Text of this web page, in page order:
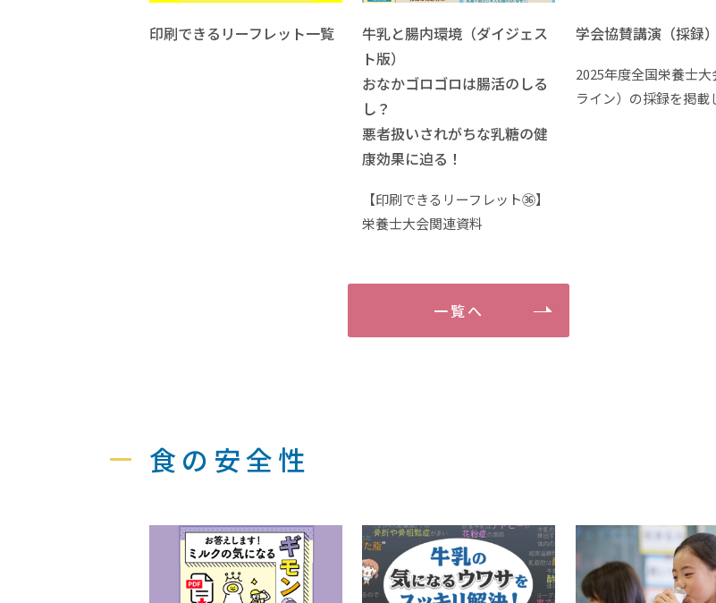
印刷できるリーフレット一覧
牛乳と腸内環境（ダイジェス
ト版）
おなかゴロゴロは腸活のしる
し？
悪者扱いされがちな乳糖の健
康効果に迫る！
【印刷できるリーフレット㊱】
栄養士大会関連資料
学会協賛講演（採録
2025年度全国栄養士大
ライン）の採録を掲
一覧へ
食の安全性